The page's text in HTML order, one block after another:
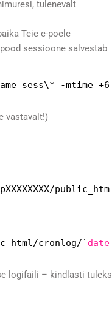
tulenevalt
Teie e-poele
sessioone salvestab
sess\* -mtime +6
vastavalt!)
public_htm
cronlog/` date
logifaili – kindlasti tuleks